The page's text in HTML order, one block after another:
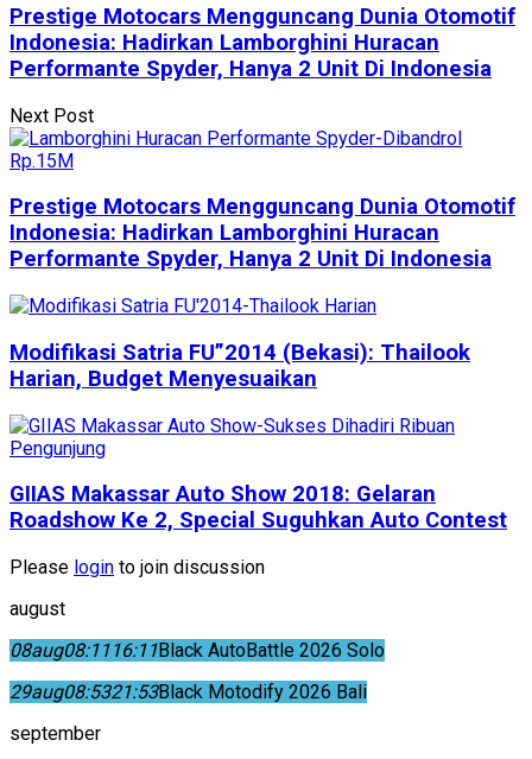
Prestige Motocars Mengguncang Dunia Otomotif
Indonesia: Hadirkan Lamborghini Huracan
Performante Spyder, Hanya 2 Unit Di Indonesia
Next Post
Prestige Motocars Mengguncang Dunia Otomotif
Indonesia: Hadirkan Lamborghini Huracan
Performante Spyder, Hanya 2 Unit Di Indonesia
Modifikasi Satria FU”2014 (Bekasi): Thailook
Harian, Budget Menyesuaikan
GIIAS Makassar Auto Show 2018: Gelaran
Roadshow Ke 2, Special Suguhkan Auto Contest
Please login to join discussion
august
08aug08:1116:11Black AutoBattle 2026 Solo
29aug08:5321:53Black Motodify 2026 Bali
september